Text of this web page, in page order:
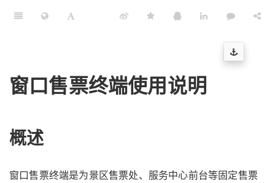
窗口售票终端使用说明
概述
窗口售票终端是为景区售票处、服务中心前台等固定售票